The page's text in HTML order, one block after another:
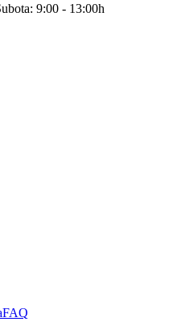
9:00 - 13:00h
FAQ